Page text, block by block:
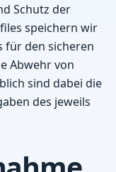
Schutz der
speichern wir
für den sicheren
Abwehr von
sind dabei die
des jeweils